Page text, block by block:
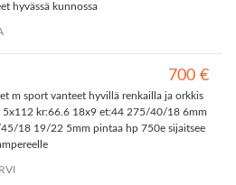
hyvässä kunnossa
700 €
m sport vanteet hyvillä renkailla ja orkkis
5x112 kr:66.6 18x9 et:44 275/40/18 6mm
18 19/22 5mm pintaa hp 750e sijaitsee